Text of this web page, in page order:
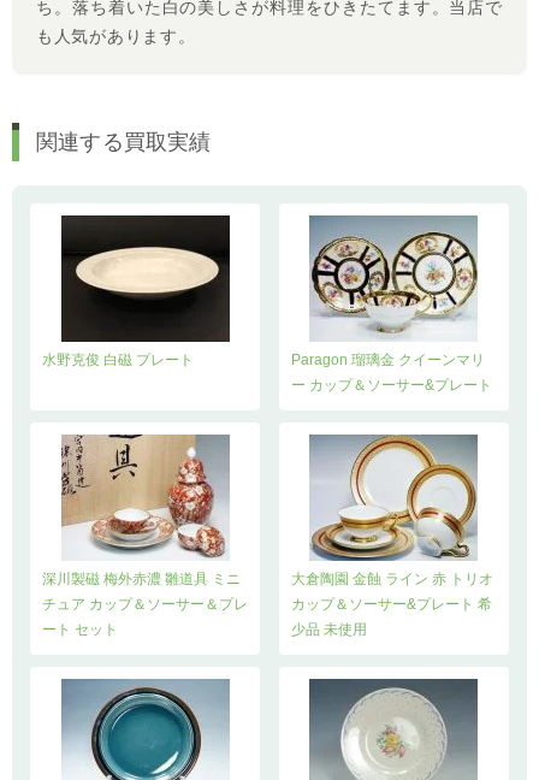
ち。落ち着いた白の美しさが料理をひきたてます。当店で
も人気があります。
関連する買取実績
水野克俊 白磁 プレート
Paragon 瑠璃金 クイーンマリ
ー カップ＆ソーサー&プレート
深川製磁 梅外赤濃 雛道具 ミニ
チュア カップ＆ソーサー＆プレ
ート セット
大倉陶園 金蝕 ライン 赤 トリオ
カップ＆ソーサー&プレート 希
少品 未使用